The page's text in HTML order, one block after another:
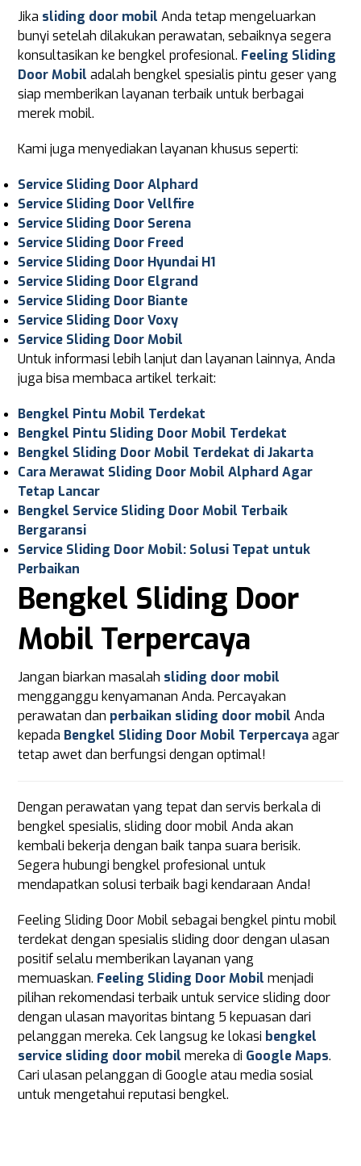
Jika sliding door mobil Anda tetap mengeluarkan
bunyi setelah dilakukan perawatan, sebaiknya segera
konsultasikan ke bengkel profesional. Feeling Sliding
Door Mobil adalah bengkel spesialis pintu geser yang
siap memberikan layanan terbaik untuk berbagai
merek mobil.
Kami juga menyediakan layanan khusus seperti:
Service Sliding Door Alphard
Service Sliding Door Vellfire
Service Sliding Door Serena
Service Sliding Door Freed
Service Sliding Door Hyundai H1
Service Sliding Door Elgrand
Service Sliding Door Biante
Service Sliding Door Voxy
Service Sliding Door Mobil
Untuk informasi lebih lanjut dan layanan lainnya, Anda
juga bisa membaca artikel terkait:
Bengkel Pintu Mobil Terdekat
Bengkel Pintu Sliding Door Mobil Terdekat
Bengkel Sliding Door Mobil Terdekat di Jakarta
Cara Merawat Sliding Door Mobil Alphard Agar
Tetap Lancar
Bengkel Service Sliding Door Mobil Terbaik
Bergaransi
Service Sliding Door Mobil: Solusi Tepat untuk
Perbaikan
Bengkel Sliding Door
Mobil Terpercaya
Jangan biarkan masalah sliding door mobil
mengganggu kenyamanan Anda. Percayakan
perawatan dan perbaikan sliding door mobil Anda
kepada Bengkel Sliding Door Mobil Terpercayaagar
tetap awet dan berfungsi dengan optimal!
Dengan perawatan yang tepat dan servis berkala di
bengkel spesialis, sliding door mobil Anda akan
kembali bekerja dengan baik tanpa suara berisik.
Segera hubungi bengkel profesional untuk
mendapatkan solusi terbaik bagi kendaraan Anda!
Feeling Sliding Door Mobil sebagai bengkel pintu mobil
terdekat dengan spesialis sliding door dengan ulasan
positif selalu memberikan layanan yang
memuaskan. Feeling Sliding Door Mobil menjadi
pilihan rekomendasi terbaik untuk service sliding door
dengan ulasan mayoritas bintang 5 kepuasan dari
pelanggan mereka. Cek langsug ke lokasi bengkel
service sliding door mobil mereka di Google Maps.
Cari ulasan pelanggan di Google atau media sosial
untuk mengetahui reputasi bengkel.